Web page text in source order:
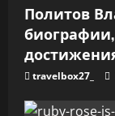
Политов
travelbox27_